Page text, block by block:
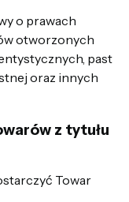
o prawach
otworzonych
past
oraz innych
z tytułu
Towar